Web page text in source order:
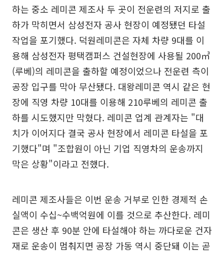
하는 중소 레미콘 제조사 두 곳이 전운련의 저지로 출
하가 막히면서 삼성전자 공사 현장이 예정됐던 타설
작업을 포기했다. 덕원레미콘은 자체 차량 9대를 이
용해 삼성전자 평택캠퍼스 건설현장에 사용될 200㎥
(루베)의 레미콘을 출하할 예정이었으나 전운련 측이
공장 입구를 막아 무산됐다. 대왕레미콘 역시 같은 현
장에 직영 차량 10대를 이용해 210루베의 레미콘 출
하를 시도했지만 막혔다. 레미콘 업계 관계자는 "대
치가 이어지다 결국 공사 현장에서 레미콘 타설을 포
기했다"며 "조합원이 아닌 기업 직영차의 운송까지
막은 상황"이라고 전했다.
레미콘 제조사들은 이번 운송 거부로 인한 경제적 손
실액이 수십~수백억원에 이를 것으로 추산한다. 레미
콘은 생산 후 90분 안에 타설해야 하는 까다로운 건자
재로 운송이 멈춰지면 공장 가동 역시 중단돼 이는 곧